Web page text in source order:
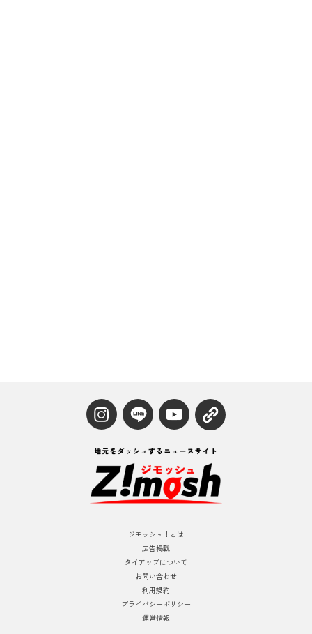
ジモッシュ！とは
広告掲載
タイアップについて
お問い合わせ
利用規約
プライバシーポリシー
運営情報